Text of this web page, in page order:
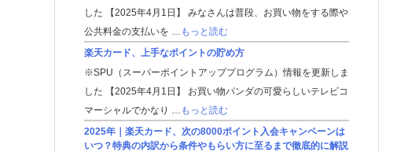
した 【2025年4月1日】 みなさんは普段、お買い物をする際や
公共料金の支払いを …
もっと読む
楽天カード、上手なポイントの貯め方
※SPU（スーパーポイントアッププログラム）情報を更新しま
した 【2025年4月1日】 お買い物パンダの可愛らしいテレビコ
マーシャルでかなり …
もっと読む
2025年｜楽天カード、次の8000ポイント入会キャンペーンは
いつ？特典の内訳から条件やもらい方に至るまで徹底的に解説